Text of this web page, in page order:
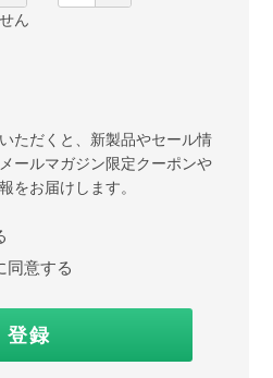
ん
ただくと、新製品やセール情
ールマガジン限定クーポンや
をお届けします。
同意する
登録